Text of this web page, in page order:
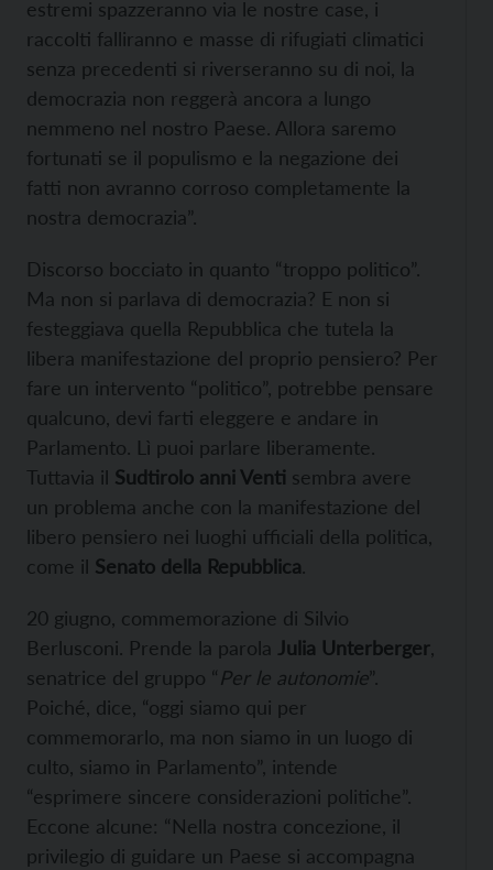
estremi spazzeranno via le nostre case, i
raccolti falliranno e masse di rifugiati climatici
senza precedenti si riverseranno su di noi, la
democrazia non reggerà ancora a lungo
nemmeno nel nostro Paese. Allora saremo
fortunati se il populismo e la negazione dei
fatti non avranno corroso completamente la
nostra democrazia”.
Discorso bocciato in quanto “troppo politico”.
Ma non si parlava di democrazia? E non si
festeggiava quella Repubblica che tutela la
libera manifestazione del proprio pensiero? Per
fare un intervento “politico”, potrebbe pensare
qualcuno, devi farti eleggere e andare in
Parlamento. Lì puoi parlare liberamente.
Tuttavia il Sudtirolo anni Venti sembra avere
un problema anche con la manifestazione del
libero pensiero nei luoghi ufficiali della politica,
come il Senato della Repubblica.
20 giugno, commemorazione di Silvio
Berlusconi. Prende la parola Julia Unterberger
senatrice del gruppo “Per le autonomie”.
Poiché, dice, “oggi siamo qui per
commemorarlo, ma non siamo in un luogo di
culto, siamo in Parlamento”, intende
“esprimere sincere considerazioni politiche”.
Eccone alcune: “Nella nostra concezione, il
privilegio di guidare un Paese si accompagna